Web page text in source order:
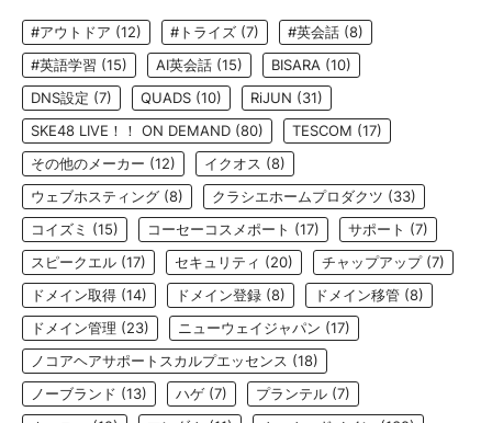
#アウトドア (12) #トライズ (7) #英会話 (8)
#英語学習 (15) AI英会話 (15) BISARA (10)
DNS設定 (7) QUADS (10) RiJUN (31)
SKE48 LIVE！！ ON DEMAND (80) TESCOM (17)
その他のメーカー (12) イクオス (8)
ウェブホスティング (8) クラシエホームプロダクツ (33)
コイズミ (15) コーセーコスメポート (17) サポート (7)
スピークエル (17) セキュリティ (20) チャップアップ(7)
ドメイン取得 (14) ドメイン登録 (8) ドメイン移管 (8)
ドメイン管理 (23) ニューウェイジャパン (17)
ノコアヘアサポートスカルプエッセンス (18)
ノーブランド (13) ハゲ (7) プランテル (7)